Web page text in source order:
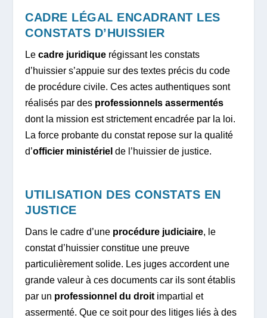
CADRE LÉGAL ENCADRANT LES
CONSTATS D’HUISSIER
Lecadre juridique régissant les constats
d’huissier s’appuie sur des textes précis du code
de procédure civile. Ces actes authentiques sont
réalisés par des professionnels assermentés
dont la mission est strictement encadrée par la loi.
La force probante du constat repose sur la qualité
d’officier ministériel de l’huissier de justice.
UTILISATION DES CONSTATS EN
JUSTICE
Dans le cadre d’une procédure judiciaire, le
constat d’huissier constitue une preuve
particulièrement solide. Les juges accordent une
grande valeur à ces documents car ils sont établis
par un professionnel du droit impartial et
assermenté. Que ce soit pour des litiges liés à des